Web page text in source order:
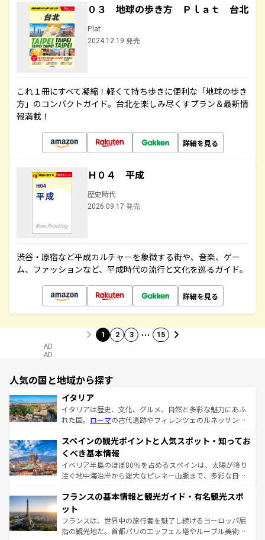
０３ 地球の歩き方 Ｐｌａｔ 台北
Plat
2024.12.19 発売
これ１冊にすべて凝縮！軽くて持ち歩きに便利な「地球の歩き
方」のコンパクトガイド。台北を楽しみ尽くすプラン＆最新情
報満載！
詳細を見る
Ｈ０４ 平成
歴史時代
2026.09.17 発売
渋谷・原宿など平成カルチャーを象徴する街や、音楽、ゲー
ム、ファッションなど、平成時代の流行と文化を巡るガイド。
詳細を見る
1 2 3 … 15
AD
AD
人気の国と地域から探す
イタリア
イタリアは歴史、文化、グルメ、自然と多彩な魅力にあふ
れた国。 ローマの古代遺跡やフィレンツェのルネッサンス
ろん、トスカーナの美しい田園風景やアマルフィ海岸の絶
景など、自然景観も見逃せない。観光の合間には、本場の
ピザやパスタなど、絶品のイタリア料理を堪能することも
できる。朝目覚めてから夜眠るまで、すべての瞬間を楽し
なお、新着のイタリア情報はコンテンツ一覧を参照してほ
しい。
スペインの観光ポイントと人気スポット・知ってお
くべき基本情報
イベリア半島のほぼ80％を占めるスペインは、太陽が降り
注ぐ地中海沿岸から雄大なピレネー山脈まで、多彩な自然
文化が根付くこの国では、情熱的なフラメンコ、熱気あふ
れる闘牛、そして美味しいタパスが生活の一部となってい
る。首都マドリードの洗練された雰囲気や、バルセロナの
アートに溢れた街角から、地方では古代ローマ遺跡や中世
フランスの基本情報と観光ガイド・有名観光スポ
ット
フランスは、世界中の旅行者を魅了し続けるヨーロッパ屈
指の観光地だ。首都パリのエッフェル塔やルーブル美術館